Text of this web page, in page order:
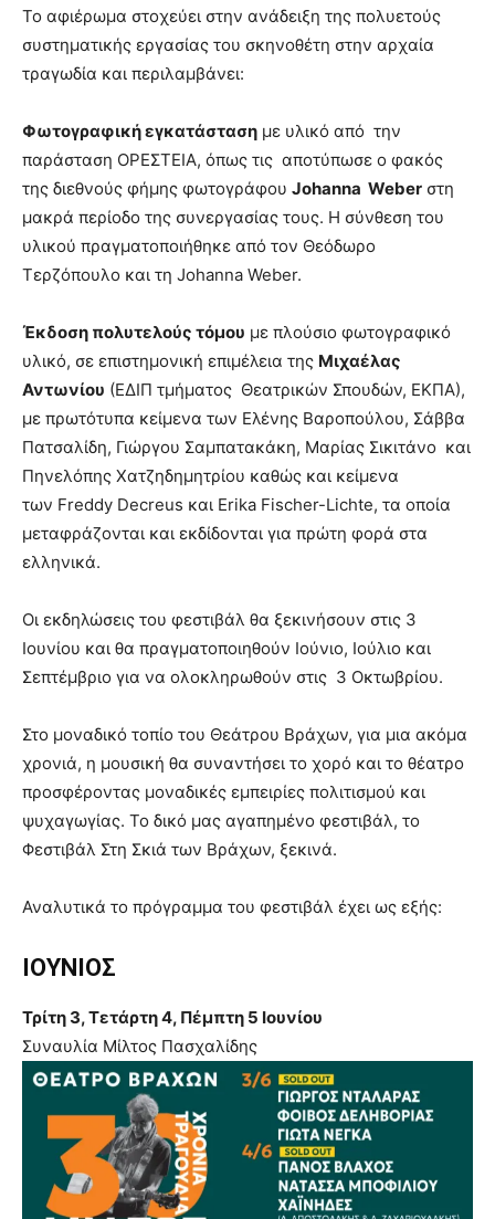
Το αφιέρωμα στοχεύει στην ανάδειξη της πολυετούς
συστηματικής εργασίας του σκηνοθέτη στην αρχαία
τραγωδία και περιλαμβάνει:
Φωτογραφική εγκατάσταση με υλικό από την
παράσταση ΟΡΕΣΤΕΙΑ, όπως τις αποτύπωσε ο φακός
της διεθνούς φήμης φωτογράφου Johanna Weber στη
μακρά περίοδο της συνεργασίας τους. Η σύνθεση του
υλικού πραγματοποιήθηκε από τον Θεόδωρο
Τερζόπουλο και τη Johanna Weber.
Έκδοση πολυτελούς τόμου με πλούσιο φωτογραφικό
υλικό, σε επιστημονική επιμέλεια της Μιχαέλας
Αντωνίου (ΕΔΙΠ τμήματος Θεατρικών Σπουδών, ΕΚΠΑ),
με πρωτότυπα κείμενα των Ελένης Βαροπούλου, Σάββα
Πατσαλίδη, Γιώργου Σαμπατακάκη, Μαρίας Σικιτάνο και
Πηνελόπης Χατζηδημητρίου καθώς και κείμενα
των Freddy Decreus και Erika Fischer-Lichte, τα οποία
μεταφράζονται και εκδίδονται για πρώτη φορά στα
ελληνικά.
Οι εκδηλώσεις του φεστιβάλ θα ξεκινήσουν στις 3
Ιουνίου και θα πραγματοποιηθούν Ιούνιο, Ιούλιο και
Σεπτέμβριο για να ολοκληρωθούν στις 3 Οκτωβρίου.
Στο μοναδικό τοπίο του Θεάτρου Βράχων, για μια ακόμα
χρονιά, η μουσική θα συναντήσει το χορό και το θέατρο
προσφέροντας μοναδικές εμπειρίες πολιτισμού και
ψυχαγωγίας. Το δικό μας αγαπημένο φεστιβάλ, το
Φεστιβάλ Στη Σκιά των Βράχων, ξεκινά.
Αναλυτικά το πρόγραμμα του φεστιβάλ έχει ως εξής:
ΙΟΥΝΙΟΣ
Τρίτη 3, Τετάρτη 4, Πέμπτη 5 Ιουνίου
Συναυλία Μίλτος Πασχαλίδης